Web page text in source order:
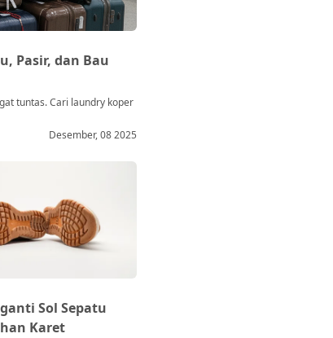
Pasir, dan Bau
tuntas. Cari laundry koper
Desember, 08 2025
Sol Sepatu
Karet